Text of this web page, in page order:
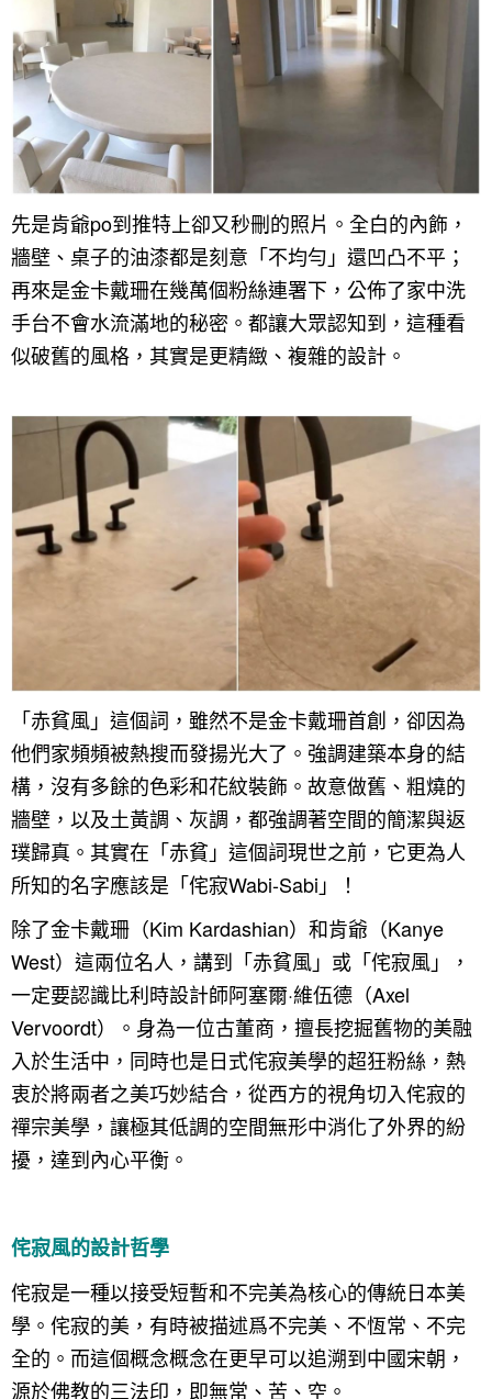
先是肯爺po到推特上卻又秒刪的照片。全白的內飾，
牆壁、桌子的油漆都是刻意「不均勻」還凹凸不平；
再來是金卡戴珊在幾萬個粉絲連署下，公佈了家中洗
手台不會水流滿地的秘密。都讓大眾認知到，這種看
似破舊的風格，其實是更精緻、複雜的設計。
「赤貧風」這個詞，雖然不是金卡戴珊首創，卻因為
他們家頻頻被熱搜而發揚光大了。強調建築本身的結
構，沒有多餘的色彩和花紋裝飾。故意做舊、粗燒的
牆壁，以及土黃調、灰調，都強調著空間的簡潔與返
璞歸真。其實在「赤貧」這個詞現世之前，它更為人
所知的名字應該是「侘寂Wabi-Sabi」！
除了金卡戴珊（Kim Kardashian）和肯爺（Kanye
West）這兩位名人，講到「赤貧風」或「侘寂風」，
一定要認識比利時設計師阿塞爾·維伍德（Axel
Vervoordt）。身為一位古董商，擅長挖掘舊物的美融
入於生活中，同時也是日式侘寂美學的超狂粉絲，熱
衷於將兩者之美巧妙結合，從西方的視角切入侘寂的
禪宗美學，讓極其低調的空間無形中消化了外界的紛
擾，達到內心平衡。
侘寂風的設計哲學
侘寂是一種以接受短暫和不完美為核心的傳統日本美
學。侘寂的美，有時被描述爲不完美、不恆常、不完
全的。而這個概念概念在更早可以追溯到中國宋朝，
源於佛教的三法印，即無常、苦、空。
找設計師
如何使用點一點
我要裝潢
案例分享
類型
其他
31~50坪
51坪以上
簡約
休閒
北歐
古典
鄉村
工業
奢華
日式
中式
美式
150萬以內
151萬~250萬
251萬以上
人氣推薦
桃園 新竹 竹北
台中
台南 高雄
虛擬線上裝潢
房屋仲介方案
室內設計師方案
傢俱建材商方案
一般屋主方案
裝潢輕鬆點
2房2聽 - 基本版
2房2廳 - 精裝版
3房2聽 - 基本版
3房2廳 - 精裝版
設計專欄
居家風水
老屋翻新
主題精選
設計知識+
國外案例
設計私房話
北部
台北市
新北市
桃園市
新竹市
基隆市
徵設計師